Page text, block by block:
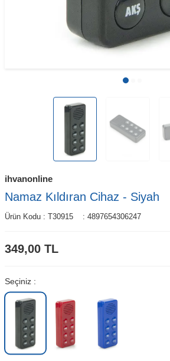
ihvanonline
Namaz Kıldıran Cihaz - Siyah
Ürün Kodu : T30915 : 4897654306247
349,00 TL
Seçiniz :